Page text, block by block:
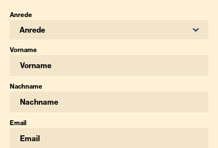
Anrede
Anrede
Vorname
Nachname
Email